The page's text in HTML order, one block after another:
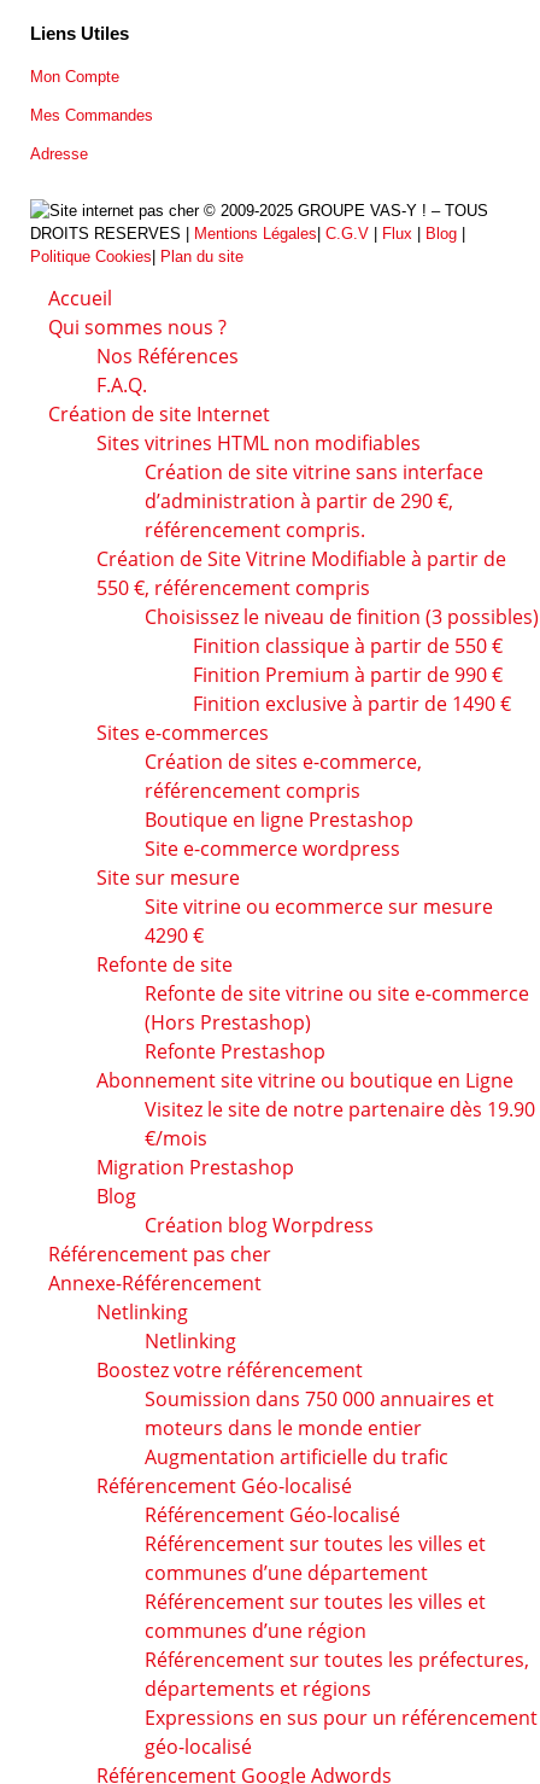
Liens Utiles
Mon Compte
Mes Commandes
Adresse
© 2009-2025 GROUPE VAS-Y ! – TOUS
DROITS RESERVES |
Mentions Légales C.G.V Flux Blog
Politique Cookies
Plan du site
Accueil
Qui sommes nous ?
Nos Références
F.A.Q.
Création de site Internet
Sites vitrines HTML non modifiables
Création de site vitrine sans interface
d’administration à partir de 290 €,
référencement compris.
Création de Site Vitrine Modifiable à partir de
550 €, référencement compris
Choisissez le niveau de finition (3 possibles)
Finition classique à partir de 550 €
Finition Premium à partir de 990 €
Finition exclusive à partir de 1490 €
Sites e-commerces
Création de sites e-commerce,
référencement compris
Boutique en ligne Prestashop
Site e-commerce wordpress
Site sur mesure
Site vitrine ou ecommerce sur mesure
4290 €
Refonte de site
Refonte de site vitrine ou site e-commerce
(Hors Prestashop)
Refonte Prestashop
Abonnement site vitrine ou boutique en Ligne
Visitez le site de notre partenaire dès 19.90
€/mois
Migration Prestashop
Blog
Création blog Worpdress
Référencement pas cher
Annexe-Référencement
Netlinking
Netlinking
Boostez votre référencement
Soumission dans 750 000 annuaires et
moteurs dans le monde entier
Augmentation artificielle du trafic
Référencement Géo-localisé
Référencement Géo-localisé
Référencement sur toutes les villes et
communes d’une département
Référencement sur toutes les villes et
communes d’une région
Référencement sur toutes les préfectures,
départements et régions
Expressions en sus pour un référencement
géo-localisé
Référencement Google Adwords